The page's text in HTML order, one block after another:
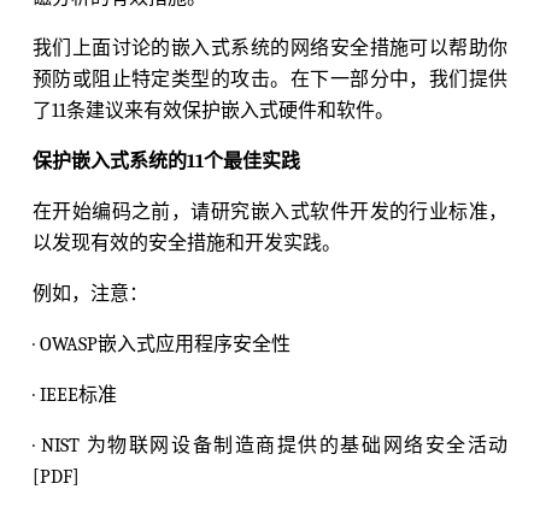
我们上面讨论的嵌入式系统的网络安全措施可以帮助你
预防或阻止特定类型的攻击。在下一部分中，我们提供
了11条建议来有效保护嵌入式硬件和软件。
保护嵌入式系统的11个最佳实践
在开始编码之前，请研究嵌入式软件开发的行业标准，
以发现有效的安全措施和开发实践。
例如，注意：
· OWASP嵌入式应用程序安全性
· IEEE标准
· NIST 为物联网设备制造商提供的基础网络安全活动
[PDF]